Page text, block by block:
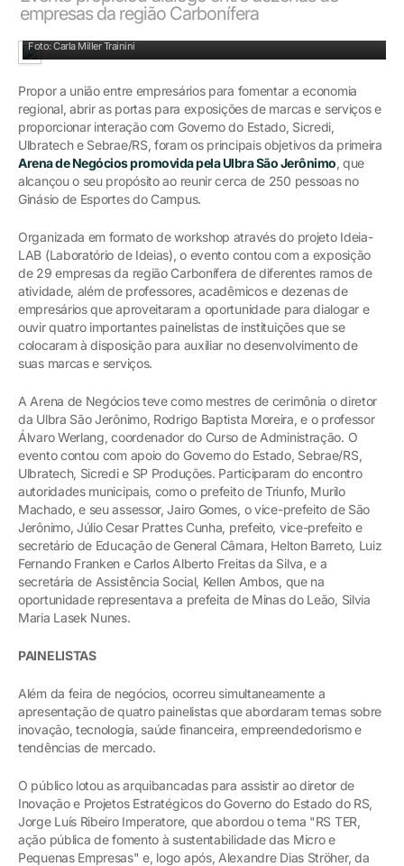
empresas da região Carbonífera
Foto: Carla Miller Trainini
Propor a união entre empresários para fomentar a economia
regional, abrir as portas para exposições de marcas e serviços e
proporcionar interação com Governo do Estado, Sicredi,
Ulbratech e Sebrae/RS, foram os principais objetivos da primeira
Arena de Negócios promovida pela Ulbra São Jerônimo, que
alcançou o seu propósito ao reunir cerca de 250 pessoas no
Ginásio de Esportes do Campus.
Organizada em formato de workshop através do projeto Ideia-
LAB (Laboratório de Ideias), o evento contou com a exposição
de 29 empresas da região Carbonífera de diferentes ramos de
atividade, além de professores, acadêmicos e dezenas de
empresários que aproveitaram a oportunidade para dialogar e
ouvir quatro importantes painelistas de instituições que se
colocaram à disposição para auxiliar no desenvolvimento de
suas marcas e serviços.
A Arena de Negócios teve como mestres de cerimônia o diretor
da Ulbra São Jerônimo, Rodrigo Baptista Moreira, e o professor
Álvaro Werlang, coordenador do Curso de Administração. O
evento contou com apoio do Governo do Estado, Sebrae/RS,
Ulbratech, Sicredi e SP Produções. Participaram do encontro
autoridades municipais, como o prefeito de Triunfo, Murilo
Machado, e seu assessor, Jairo Gomes, o vice-prefeito de São
Jerônimo, Júlio Cesar Prattes Cunha, prefeito, vice-prefeito e
secretário de Educação de General Câmara, Helton Barreto, Luiz
Fernando Franken e Carlos Alberto Freitas da Silva, e a
secretária de Assistência Social, Kellen Ambos, que na
oportunidade representava a prefeita de Minas do Leão, Silvia
Maria Lasek Nunes.
PAINELISTAS
Além da feira de negócios, ocorreu simultaneamente a
apresentação de quatro painelistas que abordaram temas sobre
inovação, tecnologia, saúde financeira, empreendedorismo e
tendências de mercado.
O público lotou as arquibancadas para assistir ao diretor de
Inovação e Projetos Estratégicos do Governo do Estado do RS,
Jorge Luís Ribeiro Imperatore, que abordou o tema "RS TER,
ação pública de fomento à sustentabilidade das Micro e
Pequenas Empresas" e, logo após, Alexandre Dias Ströher, da